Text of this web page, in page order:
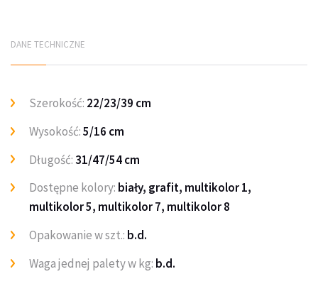
DANE TECHNICZNE
Szerokość: 22/23/39 cm
Wysokość:5/16 cm
Długość:31/47/54 cm
Dostępne kolory: biały, grafit, multikolor 1,
multikolor 5, multikolor 7, multikolor 8
Opakowanie w szt.: b.d.
Waga jednej palety w kg: b.d.